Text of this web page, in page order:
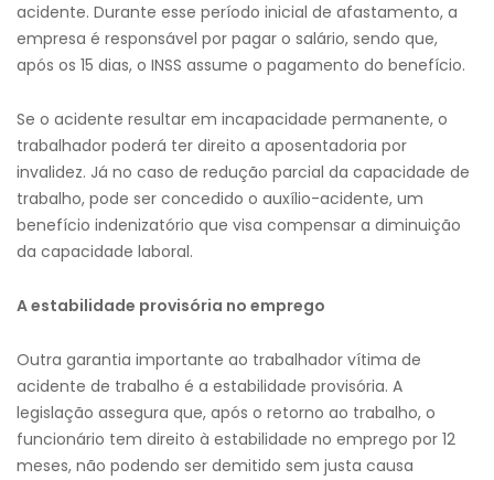
acidente. Durante esse período inicial de afastamento, a
empresa é responsável por pagar o salário, sendo que,
após os 15 dias, o INSS assume o pagamento do benefício.
Se o acidente resultar em incapacidade permanente, o
trabalhador poderá ter direito a aposentadoria por
invalidez. Já no caso de redução parcial da capacidade de
trabalho, pode ser concedido o auxílio-acidente, um
benefício indenizatório que visa compensar a diminuição
da capacidade laboral.
A estabilidade provisória no emprego
Outra garantia importante ao trabalhador vítima de
acidente de trabalho é a estabilidade provisória. A
legislação assegura que, após o retorno ao trabalho, o
funcionário tem direito à estabilidade no emprego por 12
meses, não podendo ser demitido sem justa causa